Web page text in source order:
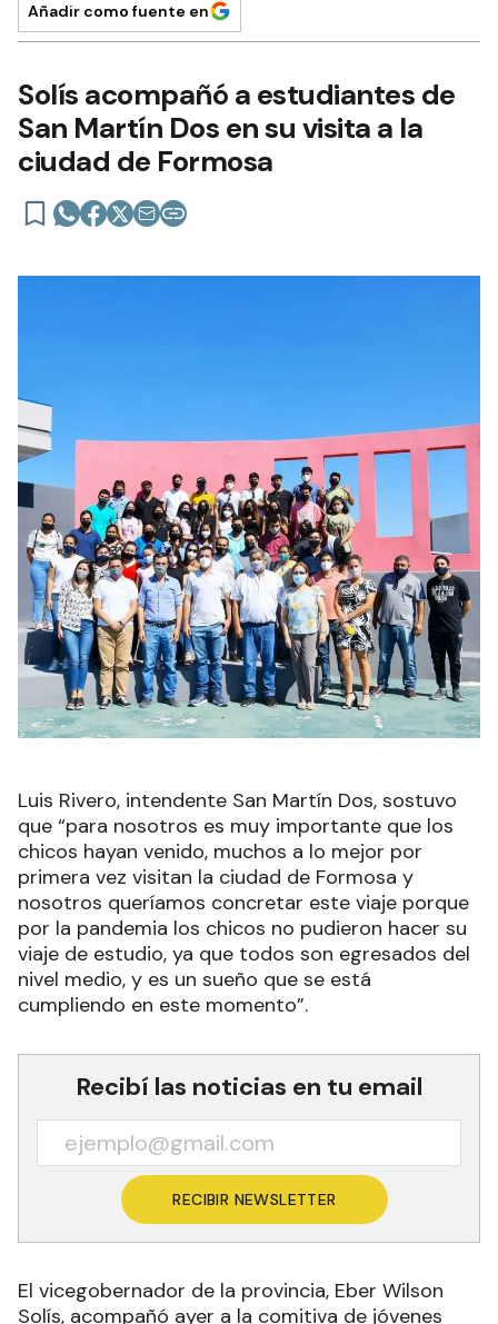
Añadir como fuente en
Solís acompañó a estudiantes de
San Martín Dos en su visita a la
ciudad de Formosa
Luis Rivero, intendente San Martín Dos, sostuvo
que “para nosotros es muy importante que los
chicos hayan venido, muchos a lo mejor por
primera vez visitan la ciudad de Formosa y
nosotros queríamos concretar este viaje porque
por la pandemia los chicos no pudieron hacer su
viaje de estudio, ya que todos son egresados del
nivel medio, y es un sueño que se está
cumpliendo en este momento”.
Recibí las noticias en tu email
RECIBIR NEWSLETTER
El vicegobernador de la provincia, Eber Wilson
Solís, acompañó ayer a la comitiva de jóvenes